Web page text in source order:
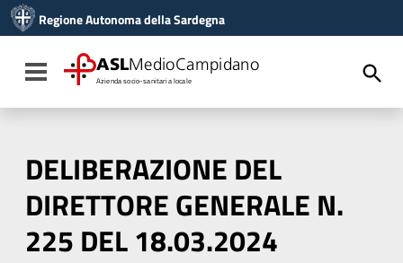
Vai al menu di navigazione
Vai al footer
Regione Autonoma della Sardegna
Toggle navigation
ASLMedioCampidano
Azienda socio-sanitaria locale
DELIBERAZIONE DEL
DIRETTORE GENERALE N.
225 DEL 18.03.2024